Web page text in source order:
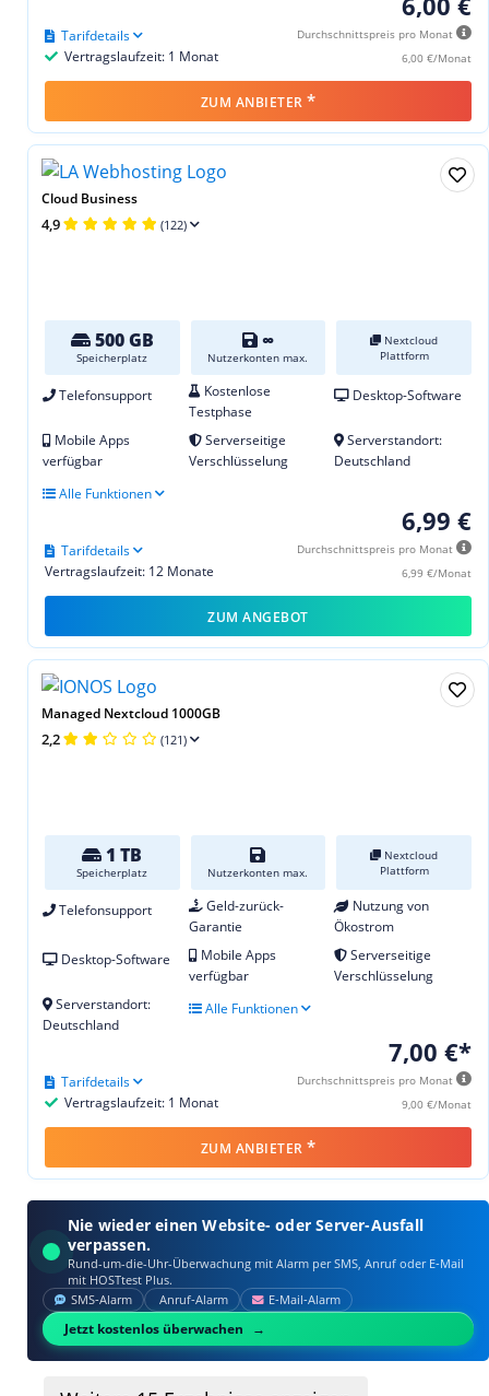
Durchschnittspreis pro Monat
6,00 €/Monat
Vertragslaufzeit: 1 Monat
Tarifdetails
ZUM ANBIETER *
Cloud Business
4,9 (122)
500 GB
Speicherplatz
∞
Nutzerkonten max.
Nextcloud
Plattform
Telefonsupport
Kostenlose
Testphase
Desktop-Software
Mobile Apps
verfügbar
Serverseitige
Verschlüsselung
Serverstandort:
Deutschland
Alle Funktionen
6,99 €
Durchschnittspreis pro Monat
6,99 €/Monat
Vertragslaufzeit: 12 Monate
Tarifdetails
ZUM ANGEBOT
Managed Nextcloud 1000GB
2,2 (121)
1 TB
Speicherplatz Nutzerkonten max.
Nextcloud
Plattform
Telefonsupport
Geld-zurück-
Garantie
Nutzung von
Ökostrom
Desktop-Software
Mobile Apps
verfügbar
Serverseitige
Verschlüsselung
Serverstandort:
Deutschland
Alle Funktionen
7,00 €*
Durchschnittspreis pro Monat
9,00 €/Monat
Vertragslaufzeit: 1 Monat
Tarifdetails
ZUM ANBIETER *
Nie wieder einen Website- oder Server-Ausfall
verpassen.
Rund-um-die-Uhr-Überwachung mit Alarm per SMS, Anruf oder E‑Mail
mit HOSTtest Plus.
SMS‑Alarm Anruf‑Alarm E‑Mail‑Alarm
Jetzt kostenlos überwachen